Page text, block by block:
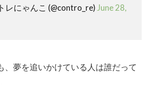
レにゃんこ (@contro_re) June 28,
、夢を追いかけている人は誰だって